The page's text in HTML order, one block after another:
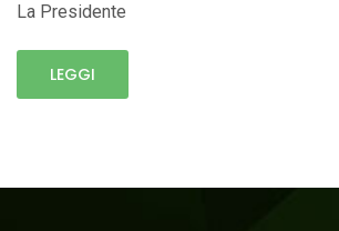
La Presidente
LEGGI